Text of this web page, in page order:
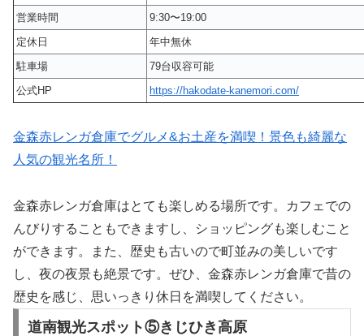
営業時間
9:30〜19:00
定休日
年中無休
駐車場
79台収容可能
公式HP
https://hakodate-kanemori.com/
金森赤レンガ倉庫でグルメ&お土産を満喫！景色も綺麗な
人気の観光名所！
金森赤レンガ倉庫はとても楽しめる場所です。カフェでの
んびりすることもできますし、ショッピングも楽しむこと
ができます。また、歴史も古いので町並みの美しいです
し、夜の夜景も絶景です。ぜひ、金森赤レンガ倉庫で昔の
歴史を感じ、思いっきり休日を満喫してください。
道南観光スポット⑤きじひき高原